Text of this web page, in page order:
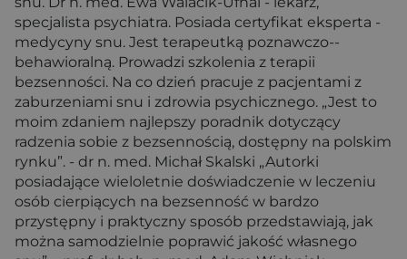
specjalista psychiatra. Posiada certyfikat eksperta ­
medycyny snu. Jest ­terapeutką ­poznawczo-­
behawioralną. Prowadzi szkolenia z terapii
bezsenności. Na co dzień pracuje z pacjentami z
zaburzeniami snu i ­­zdrowia psychicznego. „Jest to
moim zdaniem najlepszy poradnik dotyczący
radzenia sobie z bezsennością, dostępny na polskim
rynku”. - dr n. med. Michał Skalski „Autorki
posiadające wieloletnie doświadczenie w leczeniu
osób cierpiących na ­bezsenność w bardzo
przystępny i praktyczny sposób przedstawiają, jak
można ­samodzielnie poprawić jakość własnego